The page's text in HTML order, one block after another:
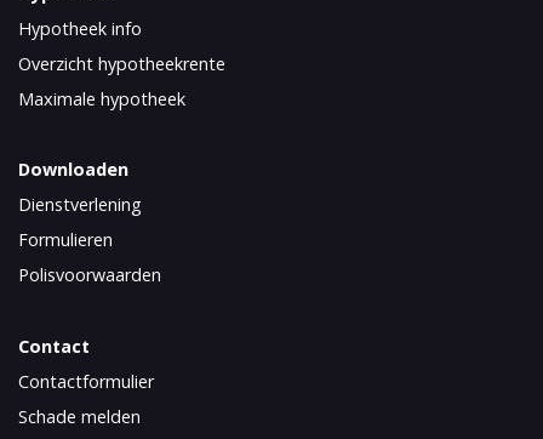
Hypotheek info
Overzicht hypotheekrente
Maximale hypotheek
Downloaden
Dienstverlening
Formulieren
Polisvoorwaarden
Contact
Contactformulier
Schade melden